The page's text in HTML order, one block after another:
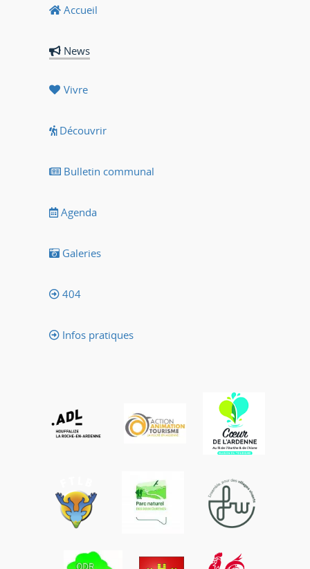
Accueil
News
Vivre
Découvrir
Bulletin communal
Agenda
Galeries
404
Infos pratiques